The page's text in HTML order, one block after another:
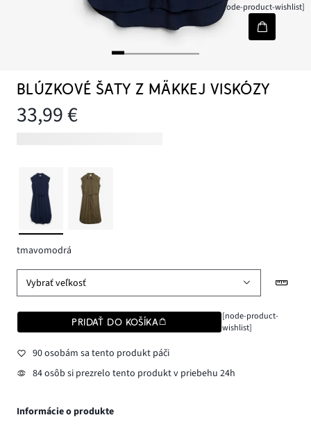
[node-product-wishlist]
BLÚZKOVÉ ŠATY Z MÄKKEJ VISKÓZY
33,99 €
tmavomodrá
Vybrať veľkosť
PRIDAŤ DO KOŠÍKA
[node-product-
wishlist]
90 osobám sa tento produkt páči
84 osôb si prezrelo tento produkt v priebehu 24h
Informácie o produkte